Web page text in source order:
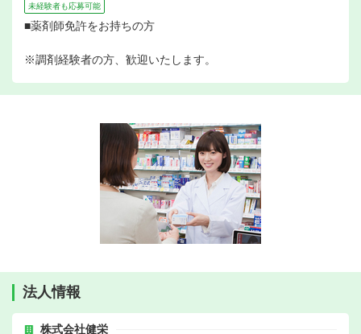
未経験者も応募可能
■薬剤師免許をお持ちの方
※調剤経験者の方、歓迎いたします。
法人情報
株式会社健栄